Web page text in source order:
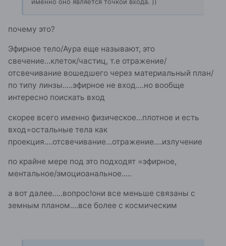
именно оно является точкой входа. ))
почему это?
Эфирное тело/Аура еще называют, это
свечение...клеток/частиц, т.е отражение/
отсвечивание вошедшего через материальный план/
по типу линзы.....эфирное не вход....но вообще
интересно поискать вход
скорее всего именно физическое...плотное и есть
вход=остальные тела как
проекция....отсвечивание...отражение....излучение
по крайне мере под это подходят =эфирное,
ментальное/эмоциоанальное.....
а вот далее.....вопрос!они все меньше связаны с
земным планом....все более с космическим